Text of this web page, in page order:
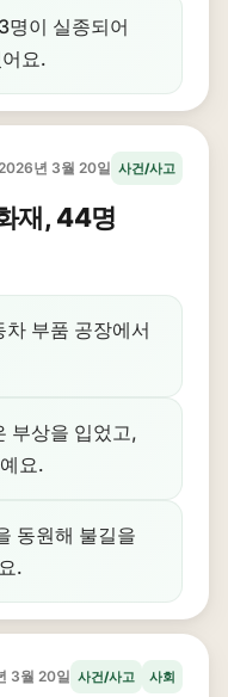
명이 실종되어
요.
년 3월 20일 사건/사고
재, 44명
부품 공장에서
부상을 입었고,
요.
동원해 불길을
.
3월 20일 사건/사고 사회